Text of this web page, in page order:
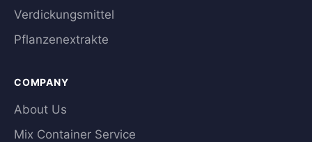
Verdickungsmittel
Pflanzenextrakte
COMPANY
About Us
Mix Container Service